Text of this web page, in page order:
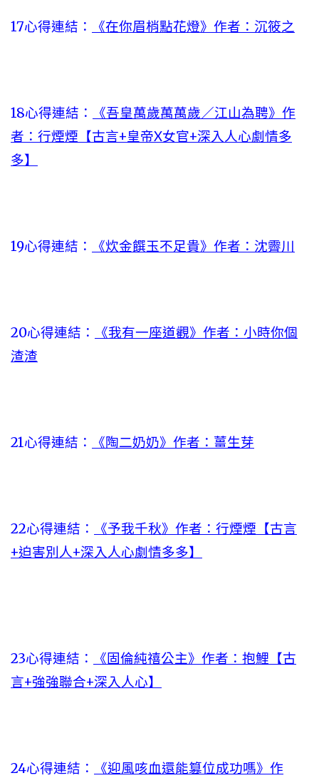
17心得連結： 《在你眉梢點花燈》作者：沉筱之
18心得連結：
《吾皇萬歲萬萬歲／江山為聘》作
者：行煙煙【古言+皇帝X女官+深入人心劇情多
多】
19心得連結： 《炊金饌玉不足貴》作者：沈霽川
20心得連結：
《我有一座道觀》作者：小時你個
渣渣
21心得連結： 《陶二奶奶》作者：薑生芽
22心得連結：
《予我千秋》作者：行煙煙【古言
+迫害別人+深入人心劇情多多】
23心得連結：
《固倫純禧公主》作者：抱鯉【古
言+強強聯合+深入人心】
24心得連結：
《迎風咳血還能篡位成功嗎》作